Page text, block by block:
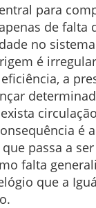
para
de falta
no
é
a
é
passa a
falta
que a